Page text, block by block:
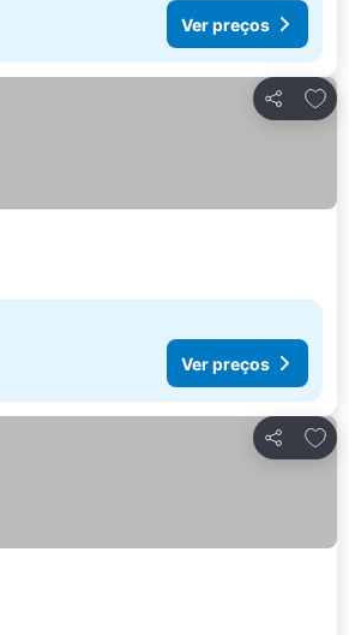
Ver preços
Partilhar
Ver preços
Partilhar